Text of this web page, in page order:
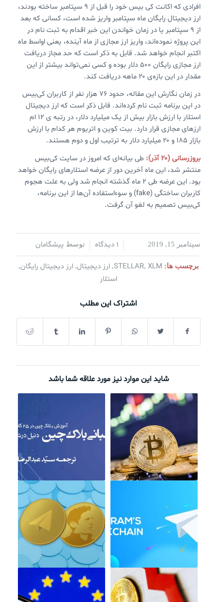
افرادی که اکانت کی بیس خود را قبل از ۹ سپتامبر ساخته بودند،
ارز دیجیتال رایگان ماه سپتامبر واریز شده است، کسانی که بعد
از ۹ سپتامبر یا در زمان خواندن این خبر اقدام به ثبت نام در
این پروژه نموده‌اند، واریز ارز مجازی از ماه آینده، یعنی اواسط ماه
اکتبر انجام خواهد شد. قابل به ذکر است که حد مجاز دریافت
ارز مجازی رایگان ۵۰۰ دلار بوده و کسی نمی‌تواند بیشتر از این
مقدار در این بازه‌ی ۲۰ ماهه دریافت کند.
در زمان نگارش این مقاله، حدود ۷۶ هزار نفر از کاربران کی‌بیس
در این برنامه ثبت نام کرده‌اند. قابل ذکر است که ارز دیجیتال
استلار با ارزش بازار بیش از یک میلیارد دلار، در رتبه ی ۱۲ ام
ارزهای مجازی قرار دارد. بیت کوین و اتریوم هر کدام با ارزش
بازار ۱۸۵ و ۲۰ میلیارد دلار به ترتیب اول و دوم هستند.
بروزرسانی (۲۰ آذر):
طی بیانه‌ای که امروز در سایت کی‌بیس
منتشر شد، این ماه آخرین دور از عرضه استلارهای رایگان خواهد
بود. این عرضه طی ۲ ماه گذشته انجام شد ولی به علت هجوم
کاربران ساختگی (fake) و سوءاستفاده آن‌ها از این برنامه،
کی‌بیس تصمیم به لغو آن گرفت.
سپتامبر 15, 2019 / 1 دیدگاه توسط پیشگامان
برچسب ها: STELLAR, XLM
, ارز دیجیتال, ارز دیجیتال رایگان,
استلار
اشتراک این مطلب
شاید این موارد نیز مورد علاقه شما باشد